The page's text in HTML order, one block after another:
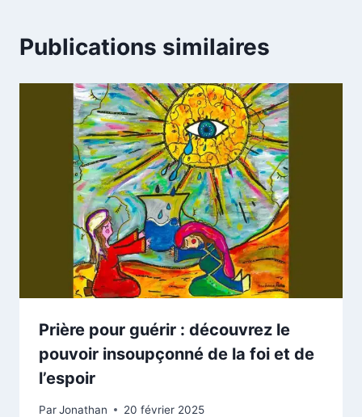
Publications similaires
Prière pour guérir : découvrez le
pouvoir insoupçonné de la foi et de
l’espoir
ParJonathan 20 février 2025